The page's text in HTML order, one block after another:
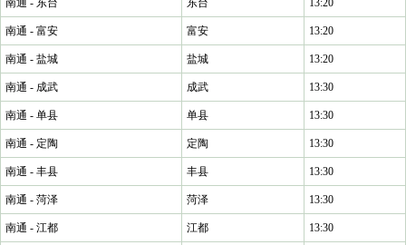
南通 - 东台 东台 13:20
南通 - 富安 富安 13:20
南通 - 盐城 盐城 13:20
南通 - 成武 成武 13:30
南通 - 单县 单县 13:30
南通 - 定陶 定陶 13:30
南通 - 丰县 丰县 13:30
南通 - 菏泽 菏泽 13:30
南通 - 江都 江都 13:30